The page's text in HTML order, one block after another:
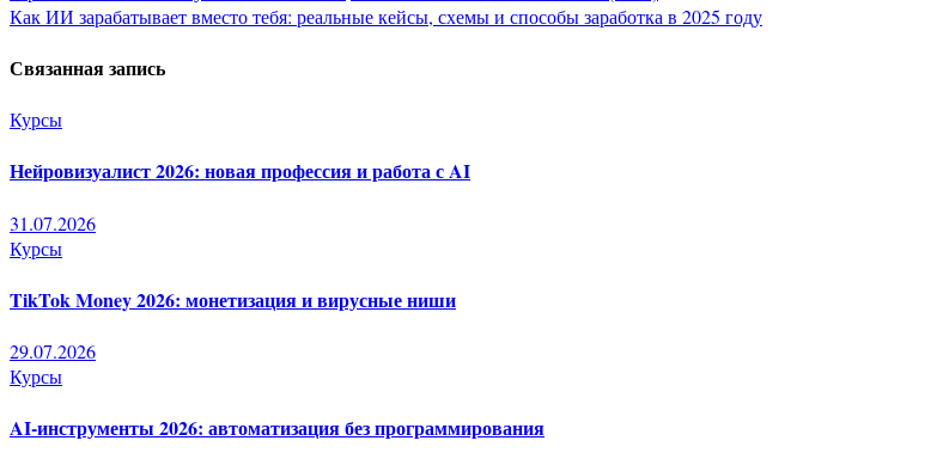
по
записям
Как ИИ зарабатывает вместо тебя: реальные кейсы, схемы и способы заработка в 2025 году
Связанная запись
Курсы
Нейровизуалист 2026: новая профессия и работа с AI
31.07.2026
Курсы
TikTok Money 2026: монетизация и вирусные ниши
29.07.2026
Курсы
AI-инструменты 2026: автоматизация без программирования